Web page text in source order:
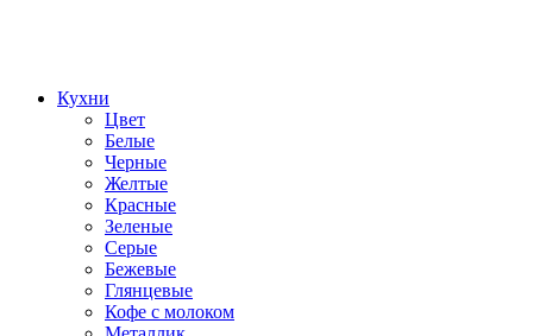
Кухни
Цвет
Белые
Черные
Желтые
Красные
Зеленые
Серые
Бежевые
Глянцевые
Кофе с молоком